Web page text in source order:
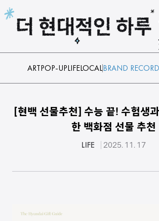
본문 바로가기
ARTPOP-UPLIFELOCALBRAND
[현백 선물추천] 수능 끝! 수험생
한 백화점 선물 추천
LIFE 2025. 11. 17